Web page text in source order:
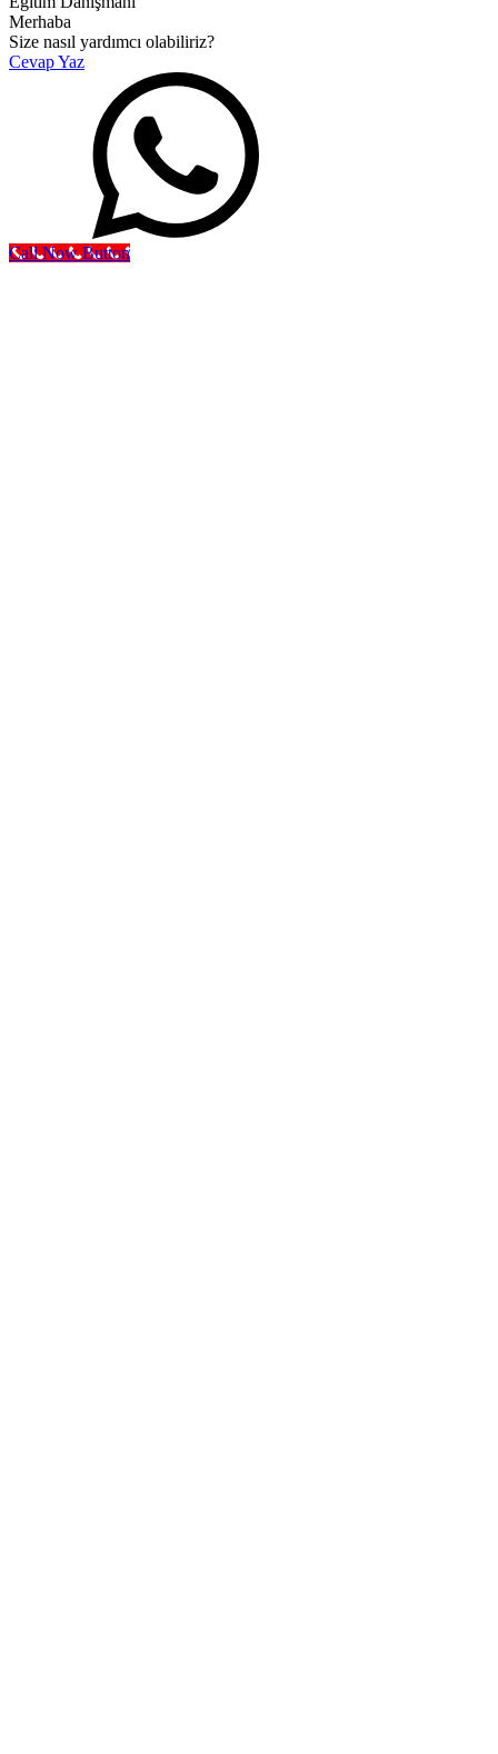
Merhaba
Size nasıl yardımcı olabiliriz?
Cevap Yaz
Call Now Button